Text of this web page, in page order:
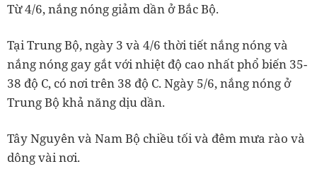
Từ 4/6, nắng nóng giảm dần ở Bắc Bộ.
Tại Trung Bộ, ngày 3 và 4/6 thời tiết nắng nóng và
nắng nóng gay gắt với nhiệt độ cao nhất phổ biến 35-
38 độ C, có nơi trên 38 độ C. Ngày 5/6, nắng nóng ở
Trung Bộ khả năng dịu dần.
Tây Nguyên và Nam Bộ chiều tối và đêm mưa rào và
dông vài nơi.